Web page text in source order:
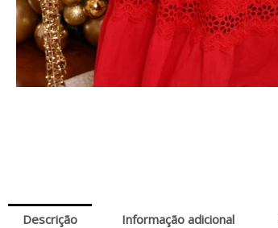
Descrição Informação adicional